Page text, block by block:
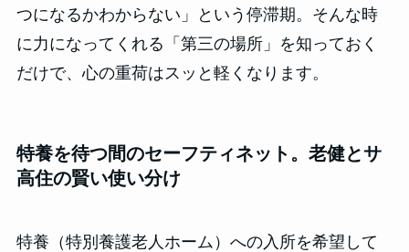
つになるかわからない」という停滞期。そんな時
に力になってくれる「第三の場所」を知っておく
だけで、心の重荷はスッと軽くなります。
特養を待つ間のセーフティネット。老健とサ
高住の賢い使い分け
特養（特別養護老人ホーム）への入所を希望して